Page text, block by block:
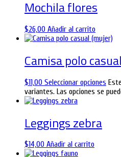
Mochila flores
$26,00 Añadir al carrito
Camisa polo
$11,00 Seleccionar opciones
variantes. Las opciones se
Leggings zebra
$14,00 Añadir al carrito